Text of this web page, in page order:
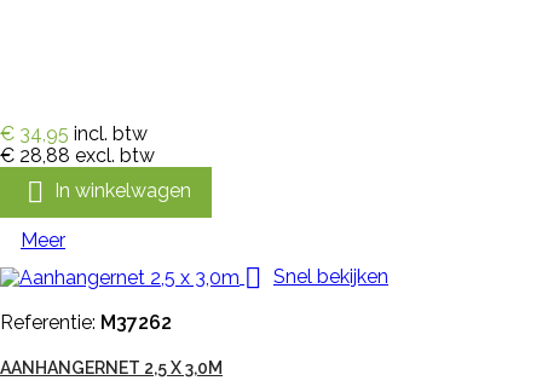
€ 34,95 incl. btw
€ 28,88 excl. btw
 In winkelwagen
Meer
 Snel bekijken
Referentie: M37262
AANHANGERNET 2,5 X 3,0M